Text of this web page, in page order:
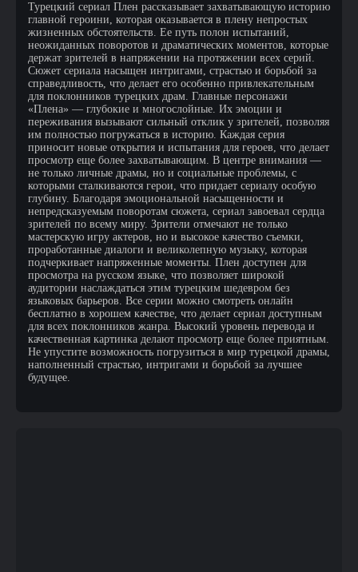
Турецкий сериал Плен рассказывает захватывающую историю
главной героини, которая оказывается в плену непростых
жизненных обстоятельств. Ее путь полон испытаний,
неожиданных поворотов и драматических моментов, которые
держат зрителей в напряжении на протяжении всех серий.
Сюжет сериала насыщен интригами, страстью и борьбой за
справедливость, что делает его особенно привлекательным
для поклонников турецких драм. Главные персонажи
«Плена» — глубокие и многослойные. Их эмоции и
переживания вызывают сильный отклик у зрителей, позволяя
им полностью погружаться в историю. Каждая серия
приносит новые открытия и испытания для героев, что делает
просмотр еще более захватывающим. В центре внимания —
не только личные драмы, но и социальные проблемы, с
которыми сталкиваются герои, что придает сериалу особую
глубину. Благодаря эмоциональной насыщенности и
непредсказуемым поворотам сюжета, сериал завоевал сердца
зрителей по всему миру. Зрители отмечают не только
мастерскую игру актеров, но и высокое качество съемки,
проработанные диалоги и великолепную музыку, которая
подчеркивает напряженные моменты. Плен доступен для
просмотра на русском языке, что позволяет широкой
аудитории наслаждаться этим турецким шедевром без
языковых барьеров. Все серии можно смотреть онлайн
бесплатно в хорошем качестве, что делает сериал доступным
для всех поклонников жанра. Высокий уровень перевода и
качественная картинка делают просмотр еще более приятным.
Не упустите возможность погрузиться в мир турецкой драмы,
наполненный страстью, интригами и борьбой за лучшее
будущее.